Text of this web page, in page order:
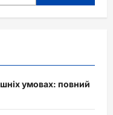
умовах: повний